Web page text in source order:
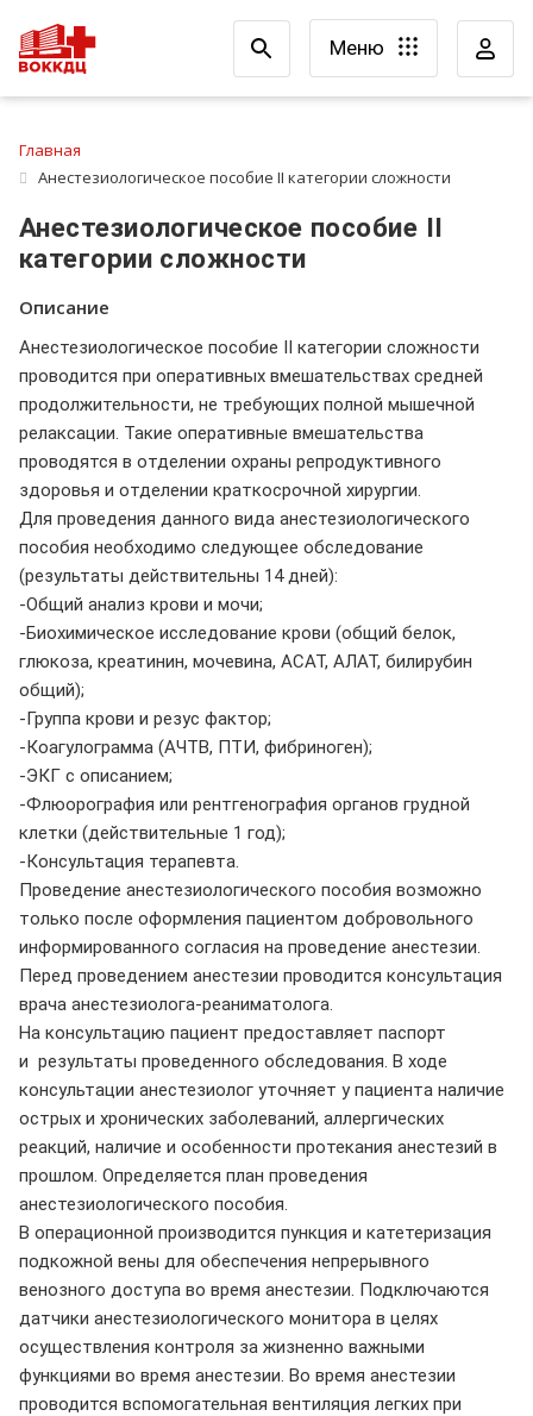
Меню
Главная
Анестезиологическое пособие II категории сложности
Анестезиологическое пособие II
категории сложности
Описание
Анестезиологическое пособие II категории сложности
проводится при оперативных вмешательствах средней
продолжительности, не требующих полной мышечной
релаксации. Такие оперативные вмешательства
проводятся в отделении охраны репродуктивного
здоровья и отделении краткосрочной хирургии.
Для проведения данного вида анестезиологического
пособия необходимо следующее обследование
(результаты действительны 14 дней):
-Общий анализ крови и мочи;
-Биохимическое исследование крови (общий белок,
глюкоза, креатинин, мочевина, АСАТ, АЛАТ, билирубин
общий);
-Группа крови и резус фактор;
-Коагулограмма (АЧТВ, ПТИ, фибриноген);
-ЭКГ с описанием;
-Флюорография или рентгенография органов грудной
клетки (действительные 1 год);
-Консультация терапевта.
Проведение анестезиологического пособия возможно
только после оформления пациентом добровольного
информированного согласия на проведение анестезии.
Перед проведением анестезии проводится консультация
врача анестезиолога-реаниматолога.
На консультацию пациент предоставляет паспорт
и результаты проведенного обследования. В ходе
консультации анестезиолог уточняет у пациента наличие
острых и хронических заболеваний, аллергических
реакций, наличие и особенности протекания анестезий в
прошлом. Определяется план проведения
анестезиологического пособия.
В операционной производится пункция и катетеризация
подкожной вены для обеспечения непрерывного
венозного доступа во время анестезии. Подключаются
датчики анестезиологического монитора в целях
осуществления контроля за жизненно важными
функциями во время анестезии. Во время анестезии
проводится вспомогательная вентиляция легких при